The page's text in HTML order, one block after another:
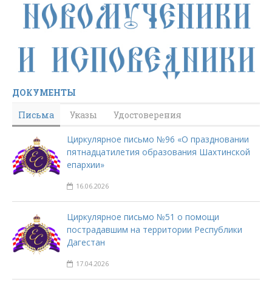
ДОКУМЕНТЫ
Письма
Указы Удостоверения
Циркулярное письмо №96 «О праздновании
пятнадцатилетия образования Шахтинской
епархии»
16.06.2026
Циркулярное письмо №51 о помощи
пострадавшим на территории Республики
Дагестан
17.04.2026